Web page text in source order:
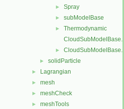
► Spray
► subModelBase
►
Thermodynamic
CloudSubModelBase.C
► CloudSubModelBase.H
► solidParticle
► Lagrangian
► mesh
► meshCheck
► meshTools